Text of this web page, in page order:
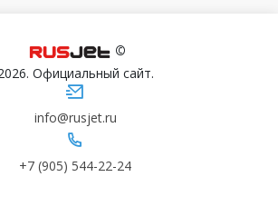
©
Официальный сайт.
info@rusjet.ru
+7 (905) 544-22-24